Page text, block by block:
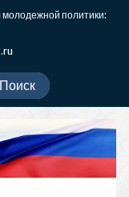
политики: